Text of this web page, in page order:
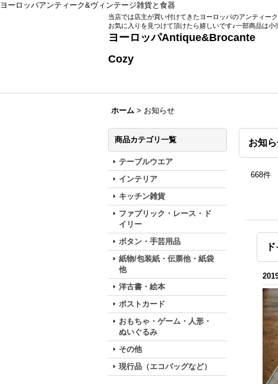
ヨーロッパアンティーク&ヴィンテージ雑貨と食器
当店では店主が買い付けてきたヨーロッパのアンティー
お気に入りを見つけて頂けたら嬉しいです♪一部商品は
ヨーロッパ
Zakka
Cozy
ホーム > お知らせ
商品カテゴリ一覧
テーブルウエア
インテリア
キッチン雑貨
ファブリック・レース・ド
イリー
ボタン・手芸用品
紙物/包装紙・伝票他・紙袋
他
洋古書・絵本
ポストカード
おもちゃ・ゲーム・人形・
ぬいぐるみ
その他
現行品（エコバッグなど）
お知
668件